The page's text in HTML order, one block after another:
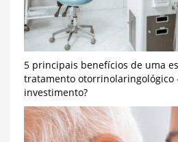
5 principais benefícios de uma
tratamento otorrinolaringológico
investimento?